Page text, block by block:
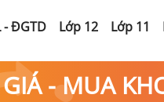
- ĐGTD Lớp 12 Lớp 11
- MUA